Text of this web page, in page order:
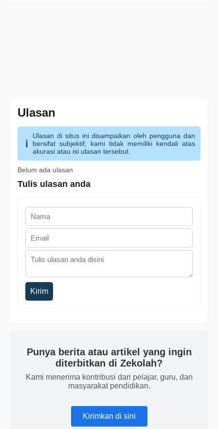
Ulasan
Ulasan di situs ini disampaikan oleh pengguna dan
bersifat subjektif; kami tidak memiliki kendali atas
akurasi atau isi ulasan tersebut.
Belum ada ulasan
Tulis ulasan anda
Kirim
Punya berita atau artikel yang ingin
diterbitkan di Zekolah?
Kami menerima kontribusi dari pelajar, guru, dan
masyarakat pendidikan.
Kirimkan di sini